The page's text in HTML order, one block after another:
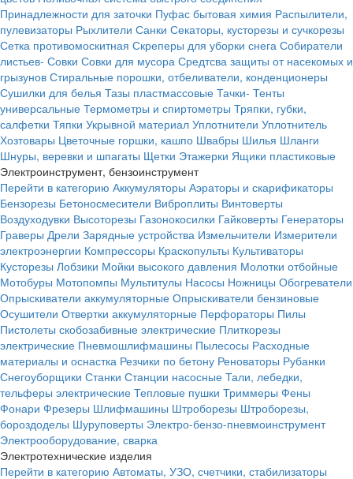
Принадлежности для заточки Пуфас бытовая химия Распылители,
пулевизаторы Рыхлители Санки Секаторы, кусторезы и сучкорезы
Сетка противомоскитная Скреперы для уборки снега Собиратели
листьев- Совки Совки для мусора Средтсва защиты от насекомых и
грызунов Стиральные порошки, отбеливатели, конденционеры
Сушилки для белья Тазы пластмассовые Тачки- Тенты
универсальные Термометры и спиртометры Тряпки, губки,
салфетки Тяпки Укрывной материал Уплотнители Уплотнитель
Хозтовары Цветочные горшки, кашпо Швабры Шилья Шланги
Шнуры, веревки и шпагаты Щетки Этажерки Ящики пластиковые
Электроинструмент, бензоинструмент
Перейти в категорию Аккумуляторы Аэраторы и скарификаторы
Бензорезы Бетоносмесители Виброплиты Винтоверты
Воздуходувки Высоторезы Газонокосилки Гайковерты Генераторы
Граверы Дрели Зарядные устройства Измельчители Измерители
электроэнергии Компрессоры Краскопульты Культиваторы
Кусторезы Лобзики Мойки высокого давления Молотки отбойные
Мотобуры Мотопомпы Мультитулы Насосы Ножницы Обогреватели
Опрыскиватели аккумуляторные Опрыскиватели бензиновые
Осушители Отвертки аккумуляторные Перфораторы Пилы
Пистолеты скобозабивные электрические Плиткорезы
электрические Пневмошлифмашины Пылесосы Расходные
материалы и оснастка Резчики по бетону Реноваторы Рубанки
Снегоуборщики Станки Станции насосные Тали, лебедки,
тельферы электрические Тепловые пушки Триммеры Фены
Фонари Фрезеры Шлифмашины Штроборезы Штроборезы,
бороздоделы Шуруповерты Электро-бензо-пневмоинструмент
Электрооборудование, сварка
Электротехнические изделия
Перейти в категорию Автоматы, УЗО, счетчики, стабилизаторы